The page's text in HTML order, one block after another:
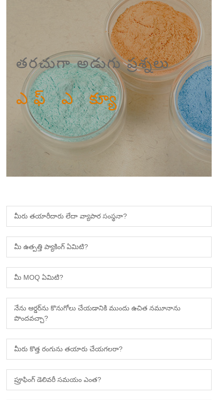
తరచుగా అడుగు ప్రశ్నలు
ఎఫ్ ఎ క్యూ
మీరు తయారీదారు లేదా వ్యాపార సంస్థనా?
మీ ఉత్పత్తి ప్యాకింగ్ ఏమిటి?
మీ MOQ ఏమిటి?
నేను ఆర్డర్‌ను కొనుగోలు చేయడానికి ముందు ఉచిత నమూనాను
పొందవచ్చా?
మీరు కొత్త రంగును తయారు చేయగలరా?
ప్రూఫింగ్ డెలివరీ సమయం ఎంత?